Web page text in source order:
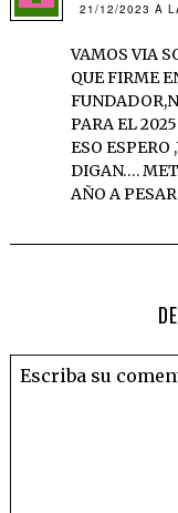
21/12/2023 A
VAMOS VIA
QUE FIRME
PARA EL
ESO ESPERO
DIGAN….
AÑO A